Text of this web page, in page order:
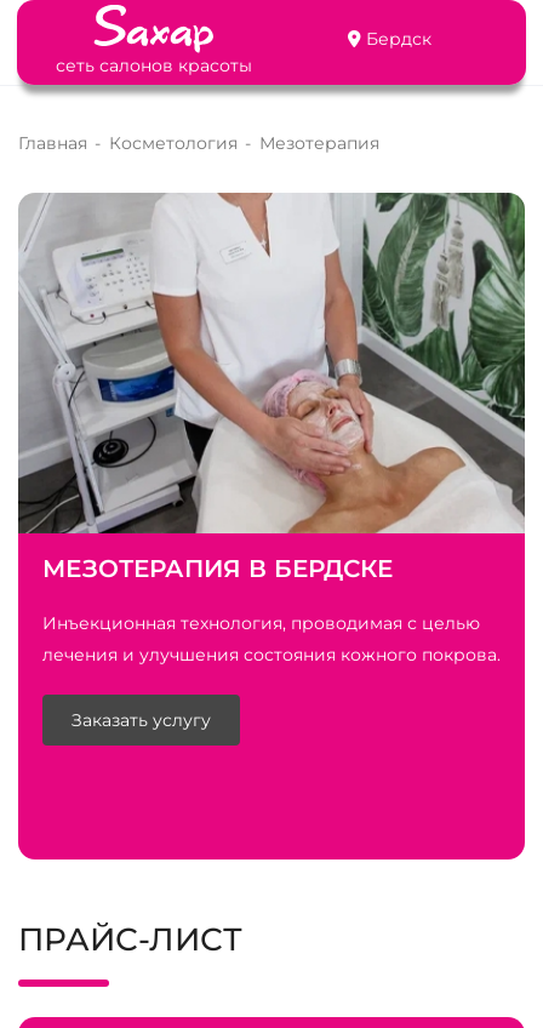
сеть салонов красоты
Бердск
Главная - Косметология - Мезотерапия
МЕЗОТЕРАПИЯ В БЕРДСКЕ
Инъекционная технология, проводимая с целью
лечения и улучшения состояния кожного покрова.
Заказать услугу
ПРАЙС-ЛИСТ